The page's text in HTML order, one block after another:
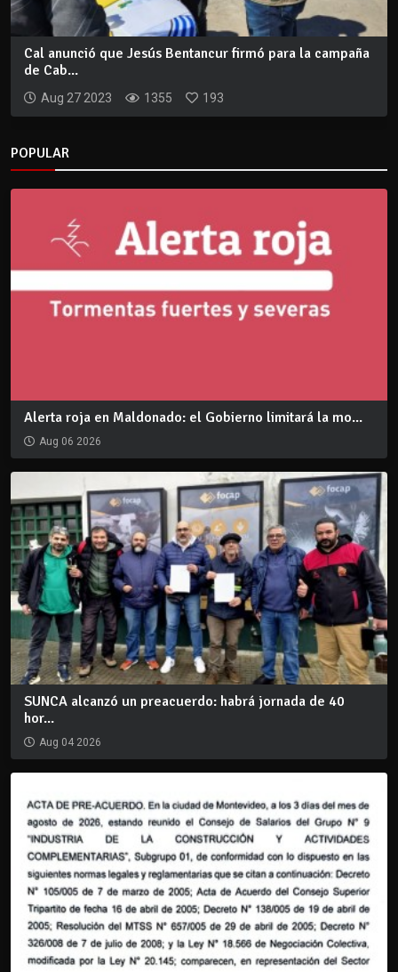
Cal anunció que Jesús Bentancur firmó para la campaña
de Cab...
Aug 27 2023 1355 193
POPULAR
Alerta roja en Maldonado: el Gobierno limitará la mo...
Aug 06 2026
SUNCA alcanzó un preacuerdo: habrá jornada de 40
hor...
Aug 04 2026